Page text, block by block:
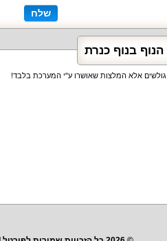
שלח
בנוף כנרת
אלא המלצות שאושרו ע"י המערכת בלבד!